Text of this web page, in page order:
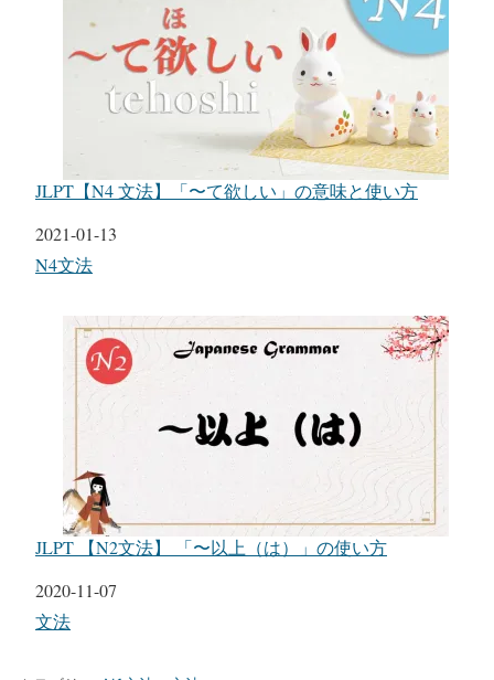
JLPT【N4 文法】「〜て欲しい」の意味と使い方
日付
2021-01-13
関連理由
N4文法
JLPT 【N2文法】 「〜以上（は）」の使い方
日付
2020-11-07
関連理由
文法